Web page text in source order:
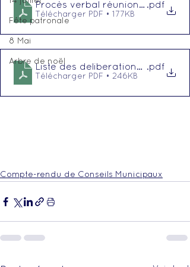
Fête patronale
8 Mai
Arbre de noël
Procès verbal réunion du 07
.pdf
Télécharger PDF • 177KB
.pdf
Télécharger PDF • 246KB
Compte-rendu de Conseils Municipaux